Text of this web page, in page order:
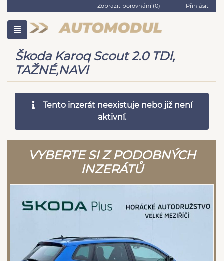
Zobrazit porovnání (0) Přihlásit
Škoda Karoq Scout 2.0 TDI,
TAŽNÉ,NAVI
Tento inzerát neexistuje nebo již není
aktivní.
VYBERTE SI Z PODOBNÝCH
INZERÁTŮ